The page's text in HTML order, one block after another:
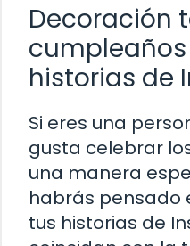
Decoración
historias de
Si eres una
gusta celebrar
una manera
habrás pensado
tus historias de